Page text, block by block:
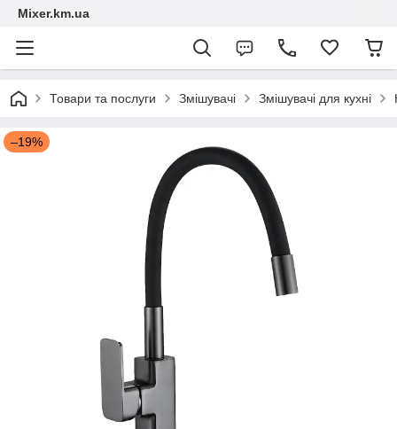
Mixer.km.ua
Товари та послуги Змішувачі Змішувачі для кухні
–19%